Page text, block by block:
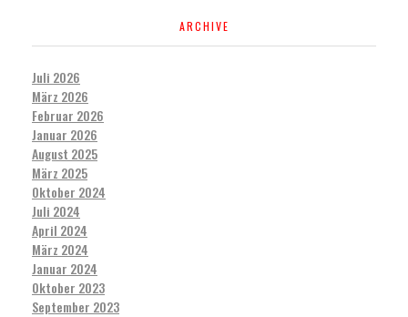
ARCHIVE
Juli 2026
März 2026
Februar 2026
Januar 2026
August 2025
März 2025
Oktober 2024
Juli 2024
April 2024
März 2024
Januar 2024
Oktober 2023
September 2023